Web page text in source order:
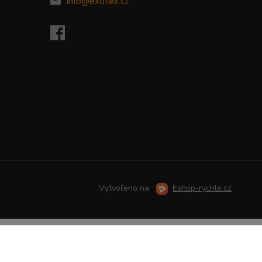
Vytvořeno na Eshop-rychle.cz